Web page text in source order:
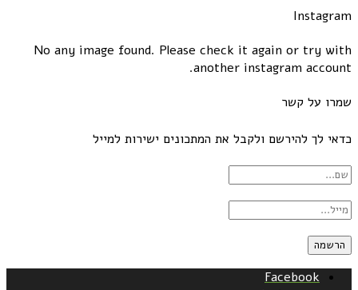
Instagram
No any image found. Please check it again or try with
another instagram account.
שמרו על קשר
כדאי לך להירשם ולקבל את המתכונים ישירות למייל
Facebook